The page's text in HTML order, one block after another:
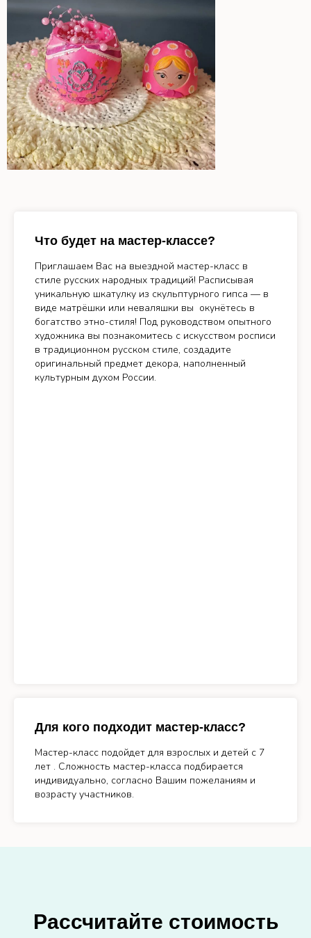
Что будет на мастер-классе?
Приглашаем Вас на выездной мастер-класс в
стиле русских народных традиций! Расписывая
уникальную шкатулку из скульптурного гипса — в
виде матрёшки или неваляшки вы окунётесь в
богатство этно-стиля! Под руководством опытного
художника вы познакомитесь с искусством росписи
в традиционном русском стиле, создадите
оригинальный предмет декора, наполненный
культурным духом России.
Для кого подходит мастер-класс?
Мастер-класс подойдет для взрослых и детей с 7
лет . Сложность мастер-класса подбирается
индивидуально, согласно Вашим пожеланиям и
возрасту участников.
Рассчитайте стоимость